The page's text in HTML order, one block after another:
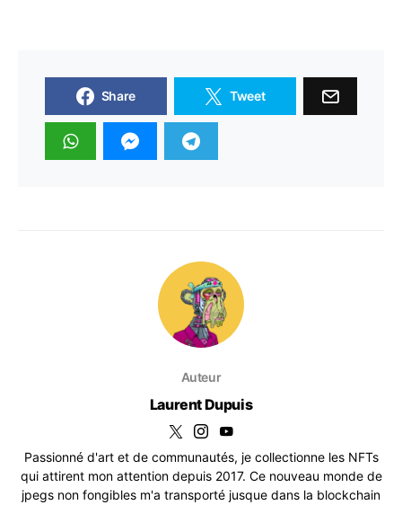
Share Tweet
Auteur
Laurent Dupuis
Passionné d'art et de communautés, je collectionne les NFTs
qui attirent mon attention depuis 2017. Ce nouveau monde de
jpegs non fongibles m'a transporté jusque dans la blockchain